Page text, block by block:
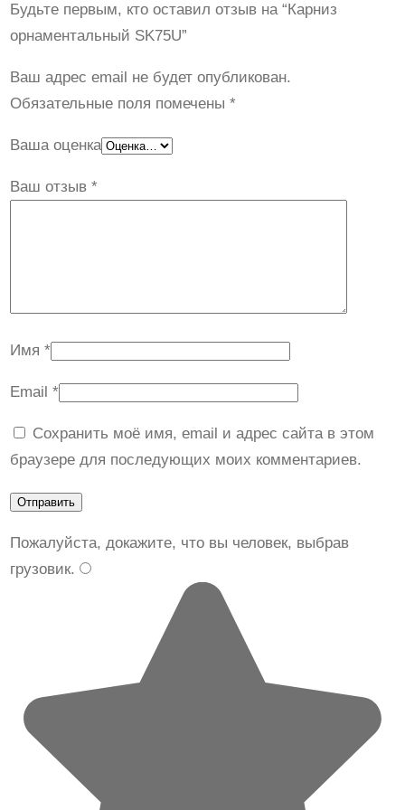
а
с
о
с
т
л
а
1
7
.
.
0
₽
.
з
о
р
н
м
н
ы
й
K
7
U
Будьте первым, кто оставил отзыв на “Карниз
орнаментальный SK75U”
Ваш адрес email не будет опубликован.
Обязательные поля помечены *
Ваша оценка
Ваш отзыв *
Имя *
Email *
Сохранить моё имя, email и адрес сайта в этом
браузере для последующих моих комментариев.
Пожалуйста, докажите, что вы человек, выбрав
грузовик.